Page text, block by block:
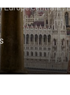
Europe centrale :